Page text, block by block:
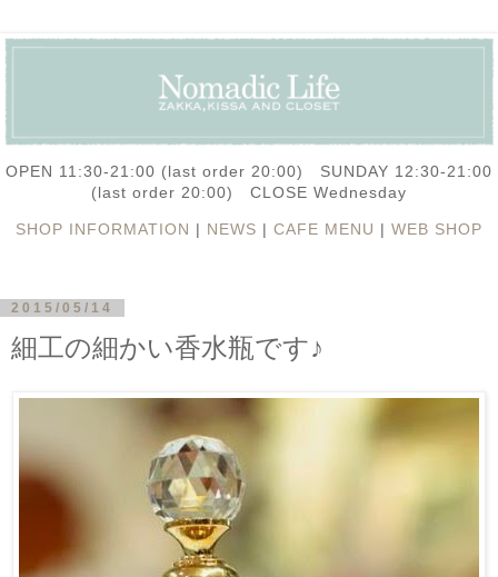
OPEN 11:30-21:00 (last order 20:00) SUNDAY 12:30-21:00
(last order 20:00) CLOSE Wednesday
SHOP INFORMATION | NEWS | CAFE MENU | WEB SHOP
2015/05/14
細工の細かい香水瓶です♪